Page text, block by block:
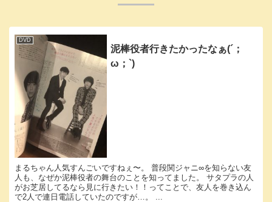
DVD
泥棒役者行きたかったなぁ(´；
ω；`)
まるちゃん人気すんごいですねぇ〜。 普段関ジャニ∞を知らない友
人も、なぜか泥棒役者の舞台のことを知ってました。 サタプラの人
がお芝居してるなら見に行きたい！！ってことで、友人を巻き込ん
で2人で連日電話していたのですが…。 ...